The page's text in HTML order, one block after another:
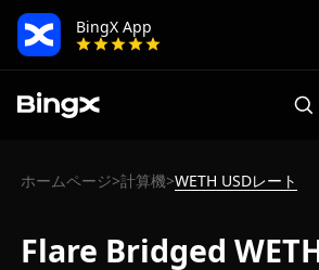
BingX App
ホームページ>計算機>WETH USDレート
Flare Bridged